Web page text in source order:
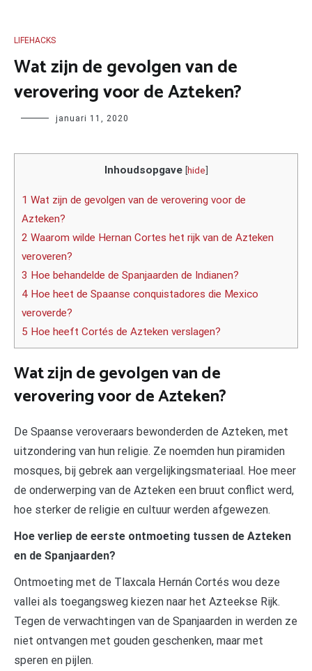
LIFEHACKS
Wat zijn de gevolgen van de
verovering voor de Azteken?
Author januari 11, 2020
Inhoudsopgave [hide]
1 Wat zijn de gevolgen van de verovering voor de
Azteken?
2 Waarom wilde Hernan Cortes het rijk van de Azteken
veroveren?
3 Hoe behandelde de Spanjaarden de Indianen?
4 Hoe heet de Spaanse conquistadores die Mexico
veroverde?
5 Hoe heeft Cortés de Azteken verslagen?
Wat zijn de gevolgen van de
verovering voor de Azteken?
De Spaanse veroveraars bewonderden de Azteken, met
uitzondering van hun religie. Ze noemden hun piramiden
mosques, bij gebrek aan vergelijkingsmateriaal. Hoe meer
de onderwerping van de Azteken een bruut conflict werd,
hoe sterker de religie en cultuur werden afgewezen.
Hoe verliep de eerste ontmoeting tussen de Azteken
en de Spanjaarden?
Ontmoeting met de Tlaxcala Hernán Cortés wou deze
vallei als toegangsweg kiezen naar het Azteekse Rijk.
Tegen de verwachtingen van de Spanjaarden in werden ze
niet ontvangen met gouden geschenken, maar met
speren en pijlen.